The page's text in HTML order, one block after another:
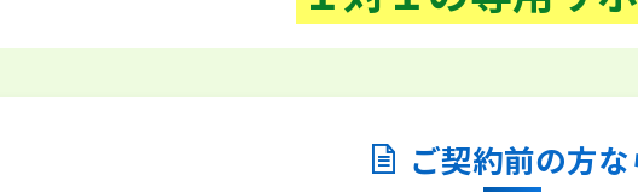
ご契約前の方な